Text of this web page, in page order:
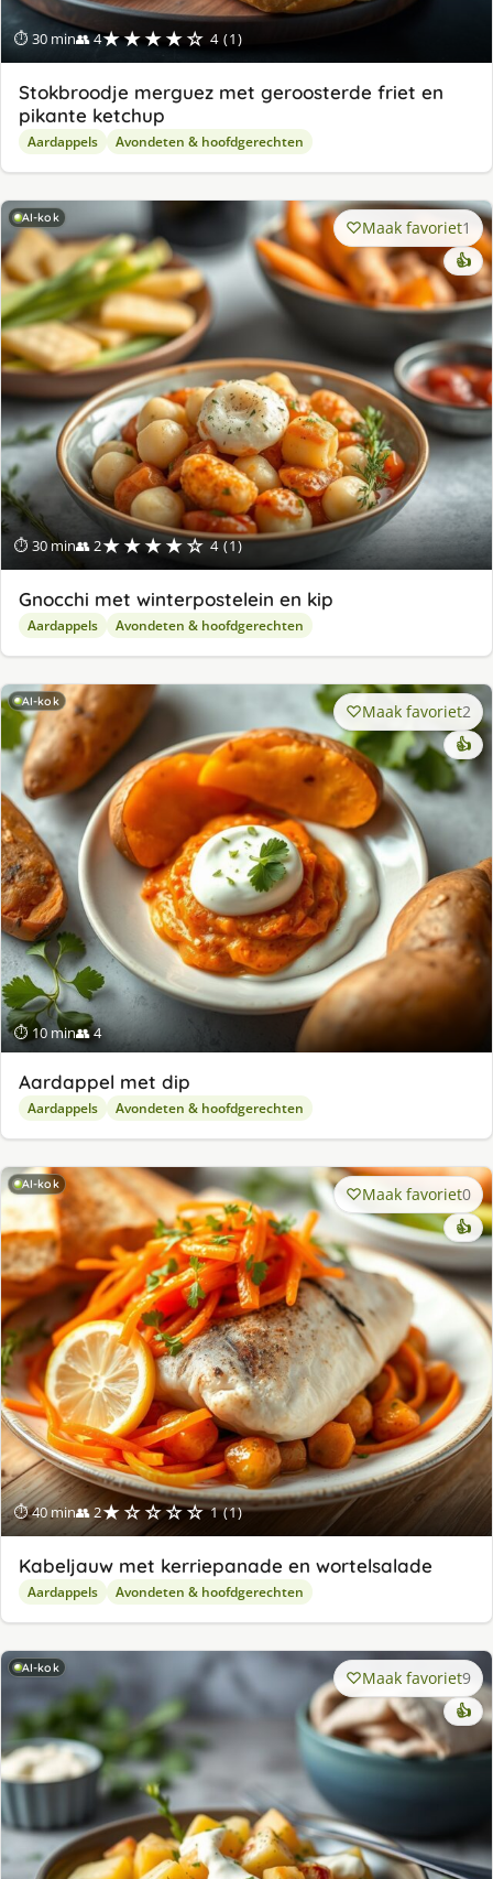
⏱ 30 min👥 4★★★★☆ 4 (1)
Stokbroodje merguez met geroosterde friet en
pikante ketchup
Aardappels Avondeten & hoofdgerechten
AI-kok
⏱ 30 min👥 2★★★★☆ 4 (1)
Maak favoriet1
👍
Gnocchi met winterpostelein en kip
Aardappels Avondeten & hoofdgerechten
AI-kok
⏱ 10 min👥 4
Maak favoriet2
👍
Aardappel met dip
Aardappels Avondeten & hoofdgerechten
AI-kok
⏱ 40 min👥 2★☆☆☆☆ 1 (1)
Maak favoriet0
👍
Kabeljauw met kerriepanade en wortelsalade
Aardappels Avondeten & hoofdgerechten
AI-kok Maak favoriet9
👍